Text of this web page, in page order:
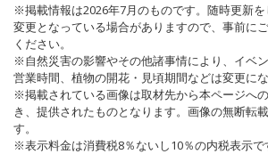
※掲載情報は2026年7月のものです。随時更新
変更となっている場合がありますので、事前に
ください。
※自然災害の影響やその他諸事情により、イベ
営業時間、植物の開花・見頃期間などは変更に
※掲載されている画像は取材先から本ページへ
き、提供されたものとなります。画像の無断転
す。
※表示料金は消費税8％ないし10％の内税表示で